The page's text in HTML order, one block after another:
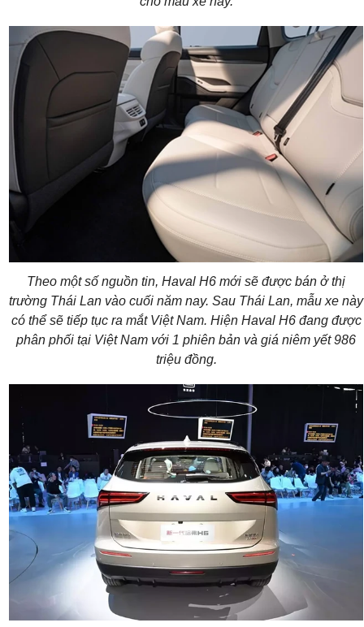
Theo một số nguồn tin, Haval H6 mới sẽ được bán ở thị
trường Thái Lan vào cuối năm nay. Sau Thái Lan, mẫu xe này
có thể sẽ tiếp tục ra mắt Việt Nam. Hiện Haval H6 đang được
phân phối tại Việt Nam với 1 phiên bản và giá niêm yết 986
triệu đồng.